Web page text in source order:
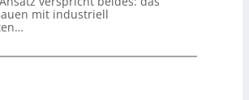
mit industriell